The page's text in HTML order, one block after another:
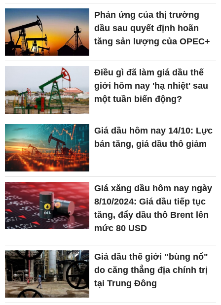
Phản ứng của thị trường
dầu sau quyết định hoãn
tăng sản lượng của OPEC+
Điều gì đã làm giá dầu thế
giới hôm nay 'hạ nhiệt' sau
một tuần biến động?
Giá dầu hôm nay 14/10: Lực
bán tăng, giá dầu thô giảm
Giá xăng dầu hôm nay ngày
8/10/2024: Giá dầu tiếp tục
tăng, đẩy dầu thô Brent lên
mức 80 USD
Giá dầu thế giới "bùng nổ"
do căng thẳng địa chính trị
tại Trung Đông